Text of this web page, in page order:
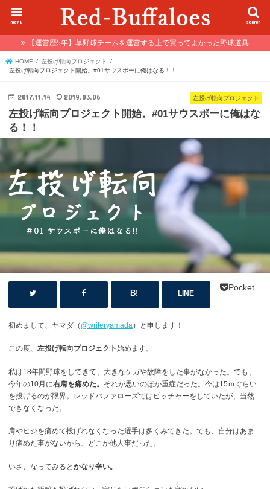
search
menu
【運営歴5年】草野球チームを運営する上で買ってよかった野球道具
HOME
左投げ転向プロジェクト
左投げ転向プロジェクト開始。#01サウスポーに俺はなる！！
左投げ転向プロジェクト
2017.11.14 2019.03.06
左投げ転向プロジェクト開始。#01サウスポーに俺はな
る！！
LINE
Pocket
初めまして、ヤマダ（ @writeryamada ）と申します！
この度、左投げ転向プロジェクト始めます。
私は18年間野球をしてきて、大きなケガや故障をした事がなかった。でも、
今年の10月に右肩を痛めた。 それが思いのほか重症だった。今は15ｍぐらい
を投げるのが限界。レッドバファローズではピッチャーをしていたが、当然
できなくなった。
肩やヒジを痛めて投げれなくなった選手は多くみてきた。でも、自分はあま
り痛めた事がないから、どこか他人事だった。
いざ、なってみるとかなり辛い。